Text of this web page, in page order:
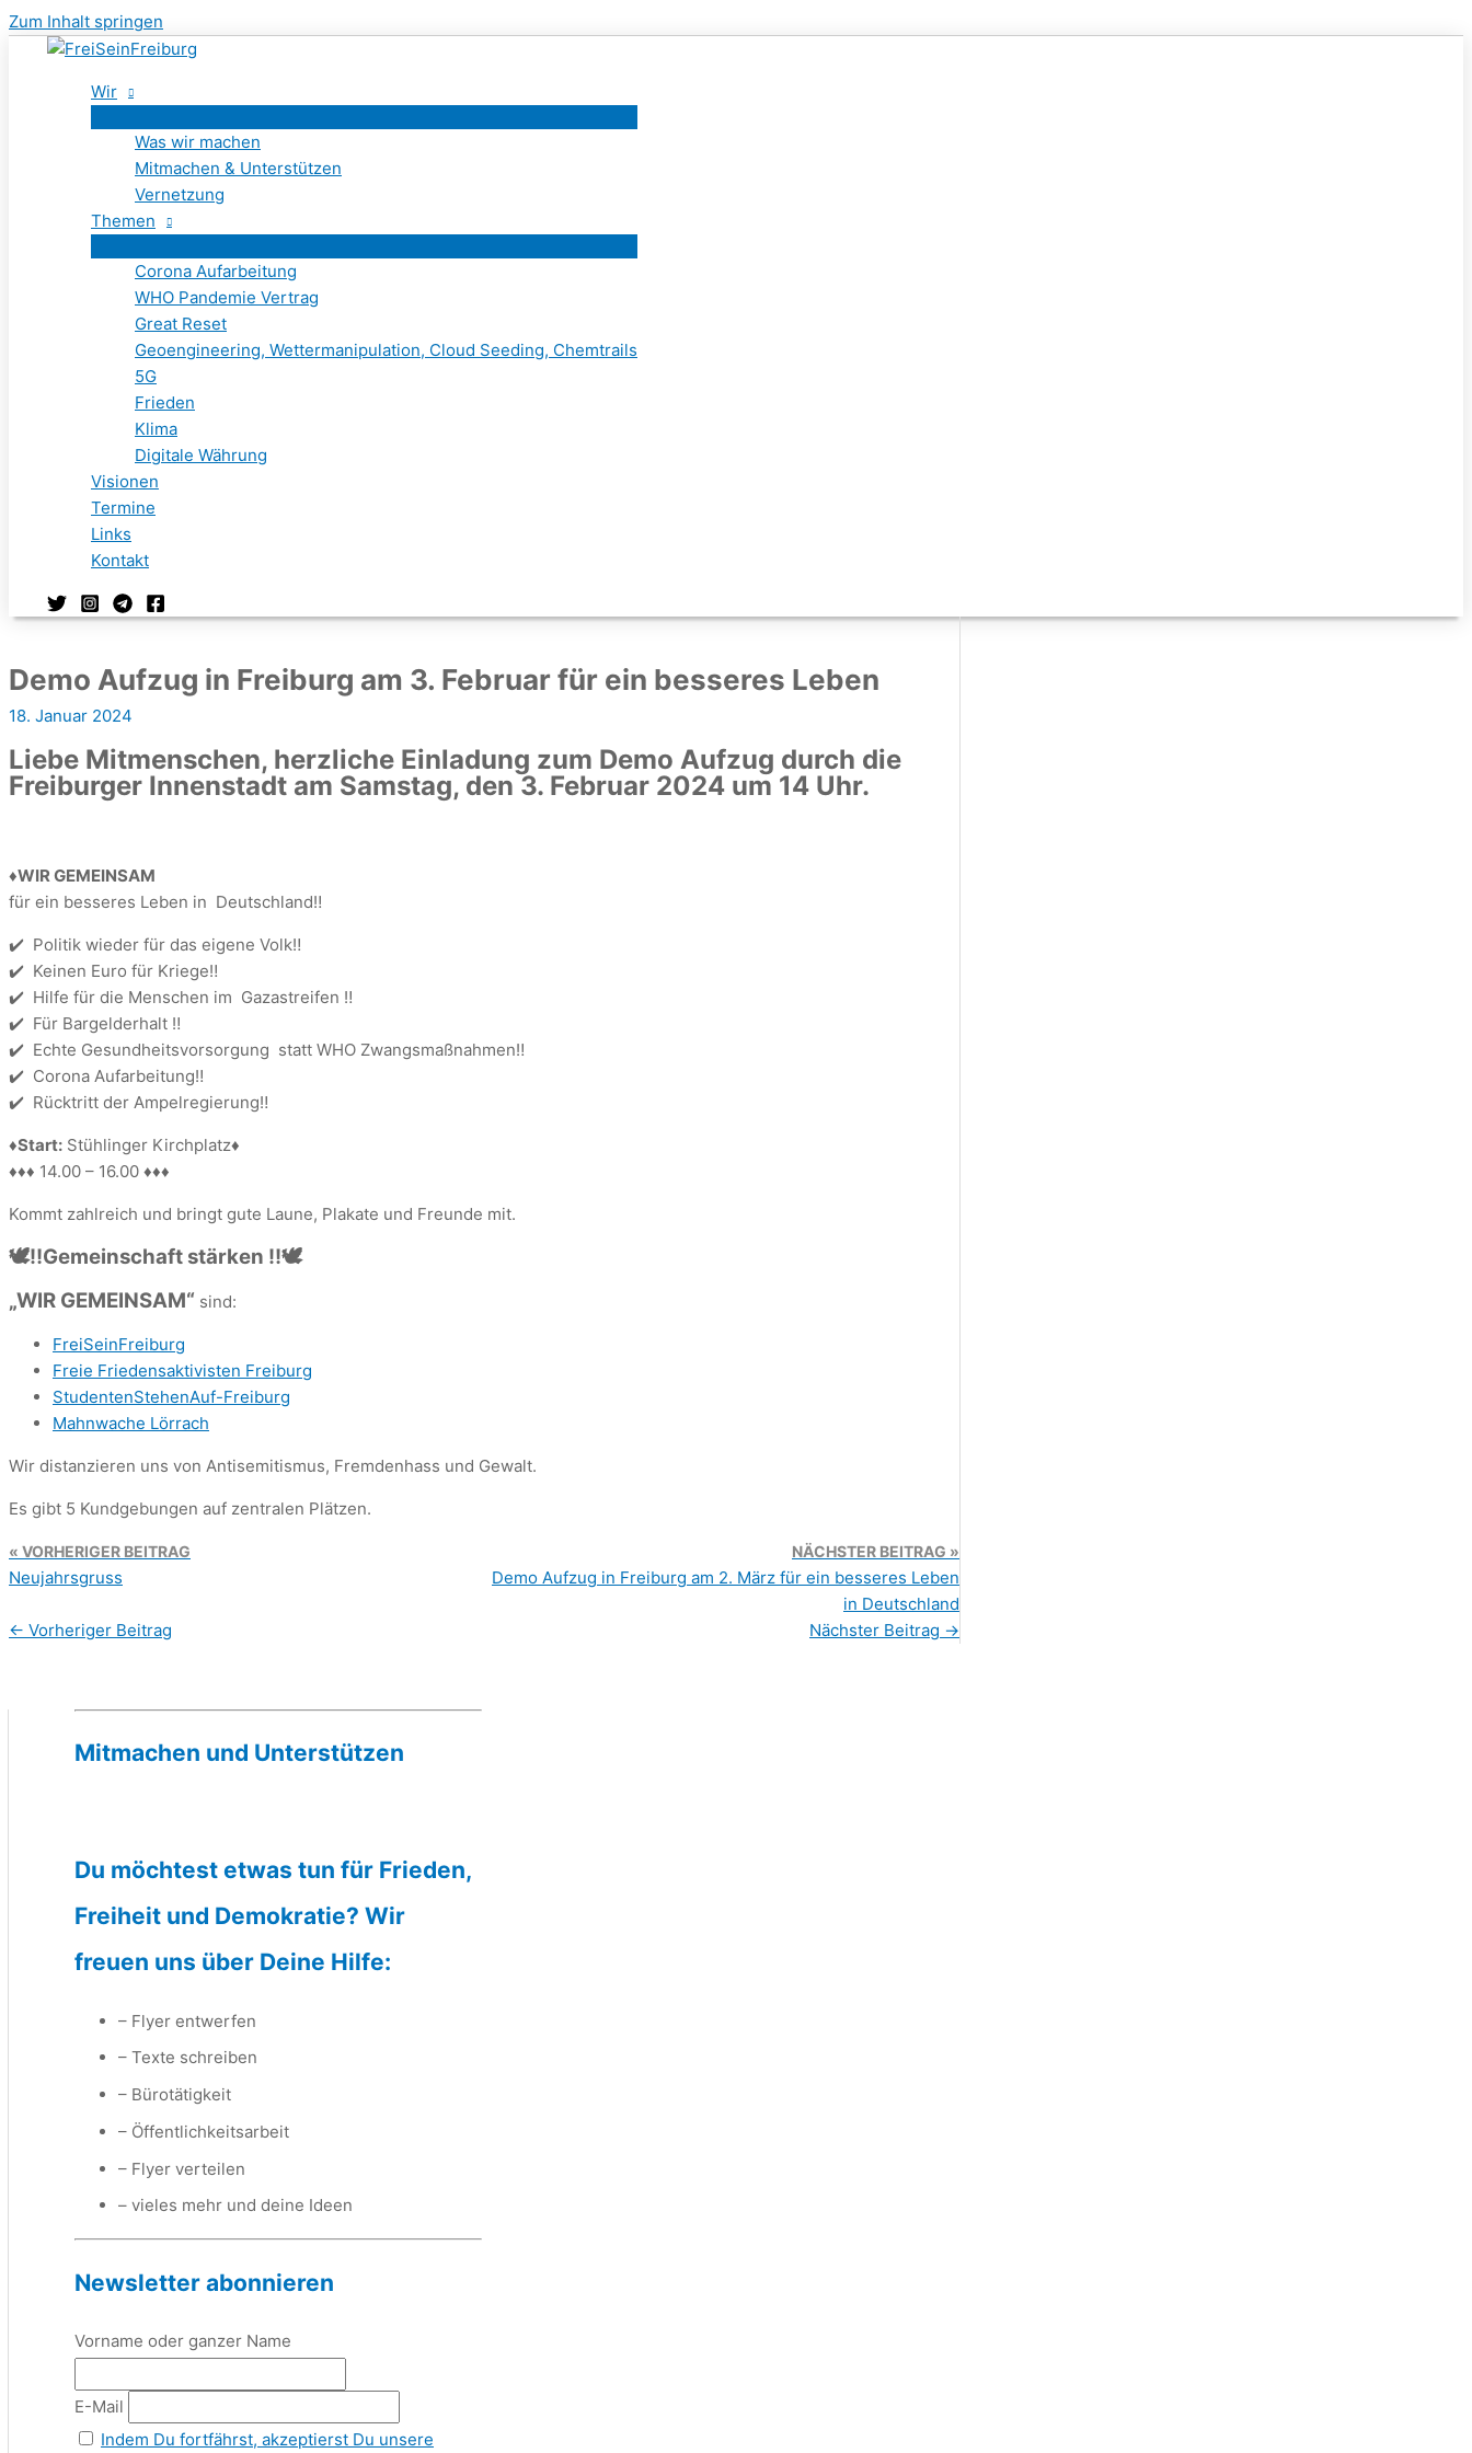
Zum Inhalt springen
Wir
Was wir machen
Mitmachen & Unterstützen
Vernetzung
Themen
Corona Aufarbeitung
WHO Pandemie Vertrag
Great Reset
Geoengineering, Wettermanipulation, Cloud Seeding, Chemtrails
5G
Frieden
Klima
Digitale Währung
Visionen
Termine
Links
Kontakt
Demo Aufzug in Freiburg am 3. Februar für ein besseres Leben
18. Januar 2024
Liebe Mitmenschen, herzliche Einladung zum Demo Aufzug durch die
Freiburger Innenstadt am Samstag, den 3. Februar 2024 um 14 Uhr.
♦️WIR GEMEINSAM
für ein besseres Leben in Deutschland‼️
✔️ Politik wieder für das eigene Volk‼️
✔️ Keinen Euro für Kriege‼️
✔️ Hilfe für die Menschen im Gazastreifen ‼️
✔️ Für Bargelderhalt ‼️
✔️ Echte Gesundheitsvorsorgung statt WHO Zwangsmaßnahmen‼️
✔️ Corona Aufarbeitung‼️
✔️ Rücktritt der Ampelregierung‼️
♦️Start: Stühlinger Kirchplatz♦️
♦️♦️♦️ 14.00 – 16.00 ♦️♦️♦️
Kommt zahlreich und bringt gute Laune, Plakate und Freunde mit.
🕊‼️Gemeinschaft stärken ‼️🕊
„WIR GEMEINSAM“ sind:
FreiSeinFreiburg
Freie Friedensaktivisten Freiburg
StudentenStehenAuf-Freiburg
Mahnwache Lörrach
Wir distanzieren uns von Antisemitismus, Fremdenhass und Gewalt.
Es gibt 5 Kundgebungen auf zentralen Plätzen.
VORHERIGER BEITRAG
Neujahrsgruss
NÄCHSTER BEITRAG
Demo Aufzug in Freiburg am 2. März für ein besseres Leben
in Deutschland
← Vorheriger Beitrag Nächster Beitrag →
Mitmachen und Unterstützen
Du möchtest etwas tun für Frieden,
Freiheit und Demokratie? Wir
freuen uns über Deine Hilfe:
– Flyer entwerfen
– Texte schreiben
– Bürotätigkeit
– Öffentlichkeitsarbeit
– Flyer verteilen
– vieles mehr und deine Ideen
Newsletter abonnieren
Vorname oder ganzer Name
E-Mail
Indem Du fortfährst, akzeptierst Du unsere